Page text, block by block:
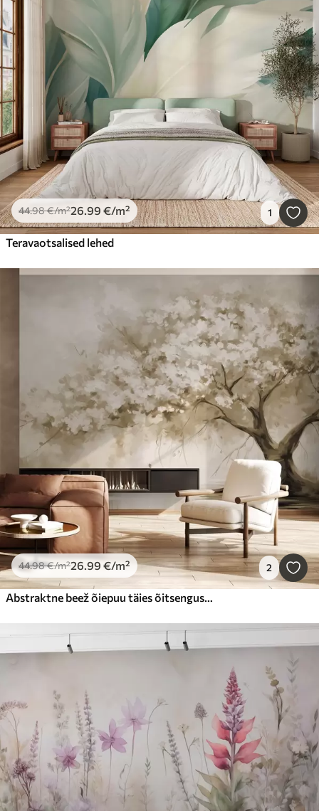
44.98€/m²26.99 €/m² 1
Teravaotsalised lehed
44.98€/m²26.99 €/m² 2
Abstraktne beež õiepuu täies õitsengus, jõe ääres, pehmed tekstuursed pintslitõmbed ja pastelsed värvid